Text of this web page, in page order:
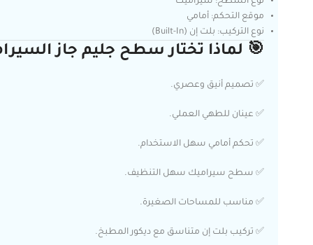
موقع التحكم: أمامي
نوع التركيب: بلت إن (Built-In)
🎯 لماذا تختار سطح جليم جاز السيراميك
✅ تصميم أنيق وعصري.
✅ عينان للطهي العملي.
✅ تحكم أمامي سهل الاستخدام.
✅ سطح سيراميك سهل التنظيف.
✅ مناسب للمساحات الصغيرة.
✅ تركيب بلت إن متناسق مع ديكور المطبخ.